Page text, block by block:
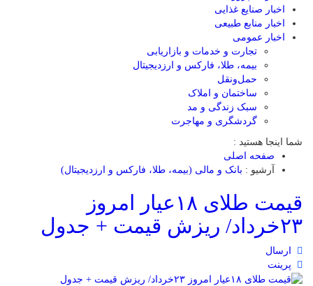
اخبار صنایع غذایی
اخبار منابع طبیعی
اخبار عمومی
تجارت و خدمات و بازاریابی
بیمه، طلا، فارکس و ارزدیجیتال
حمل‌و‌نقل
ساختمان و املاک
سبک زندگی و مد
گردشگری و مهاجرت
شما اینجا هستید :
صفحه اصلی
آرشیو : بانک و مالی (بیمه، طلا، فارکس و ارزدیجیتال)
قیمت طلای ۱۸عیار امروز
۲۳خرداد/ ریزش قیمت + جدول
ارسال
پرینت